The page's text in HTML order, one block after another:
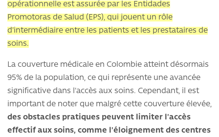
opérationnelle est assurée par les Entidades
Promotoras de Salud (EPS), qui jouent un rôle
d'intermédiaire entre les patients et les prestataires de
soins.
La couverture médicale en Colombie atteint désormais
95% de la population, ce qui représente une avancée
significative dans l'accès aux soins. Cependant, il est
important de noter que malgré cette couverture élevée,
des obstacles pratiques peuvent limiter l'accès
effectif aux soins, comme l'éloignement des centres